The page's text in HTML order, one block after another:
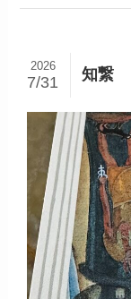
知繋
2026
7/31